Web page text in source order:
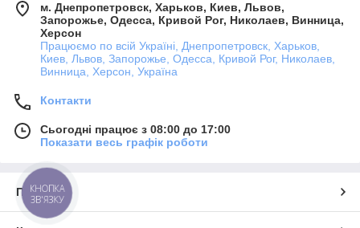
м. Днепропетровск, Харьков, Киев, Львов,
Запорожье, Одесса, Кривой Рог, Николаев, Винница,
Херсон
Працюємо по всій Україні, Днепропетровск, Харьков,
Киев, Львов, Запорожье, Одесса, Кривой Рог, Николаев,
Винница, Херсон, Україна
Контакти
Сьогодні працює з 08:00 до 17:00
Показати весь графік роботи
Про нас
КНОПКА
ЗВ'ЯЗКУ